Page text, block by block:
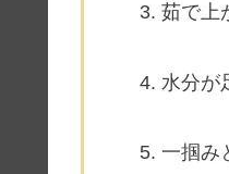
茹で上
水分が
一掴み